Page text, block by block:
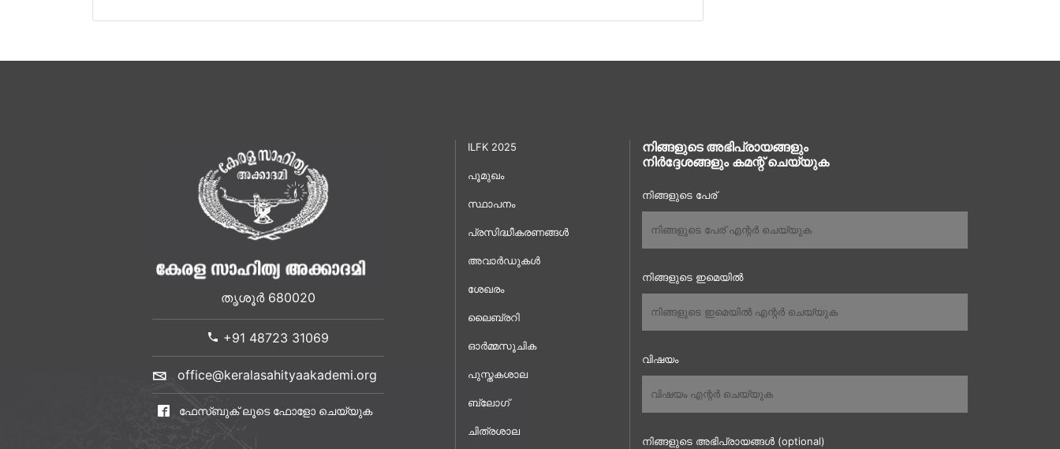
തൃശൂർ 680020
+91 48723 31069
office@keralasahityaakademi.org
ഫേസ്ബുക് ലൂടെ ഫോളോ ചെയ്യുക
ILFK 2025
പൂമുഖം
സ്ഥാപനം
പ്രസിദ്ധീകരണങ്ങൾ
അവാർഡുകൾ
ശേഖരം
ലൈബ്രറി
ഓർമ്മസൂചിക
പുസ്തകശാല
ബ്ലോഗ്
ചിത്രശാല
നിങ്ങളുടെ അഭിപ്രായങ്ങളും
നിർദ്ദേശങ്ങളും കമന്റ് ചെയ്യുക
നിങ്ങളുടെ പേര്
നിങ്ങളുടെ ഇമെയിൽ
വിഷയം
നിങ്ങളുടെ അഭിപ്രായങ്ങൾ (optional)